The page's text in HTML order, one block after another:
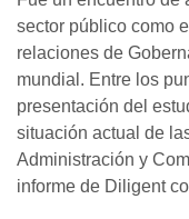
sector público como
relaciones de
mundial. Entre los
presentación del
situación actual de
Administración y
informe de Diligent